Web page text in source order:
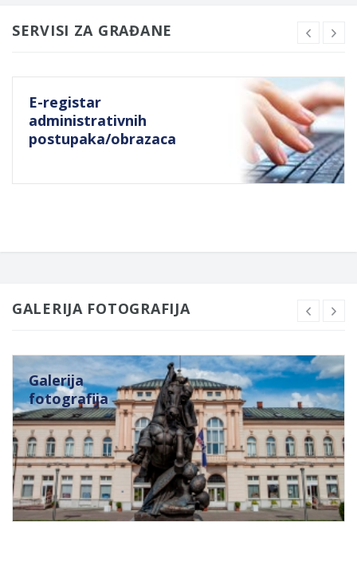
SERVISI ZA GRAĐANE
E-registar
administrativnih
postupaka/obrazaca
GALERIJA FOTOGRAFIJA
Galerija
fotografija